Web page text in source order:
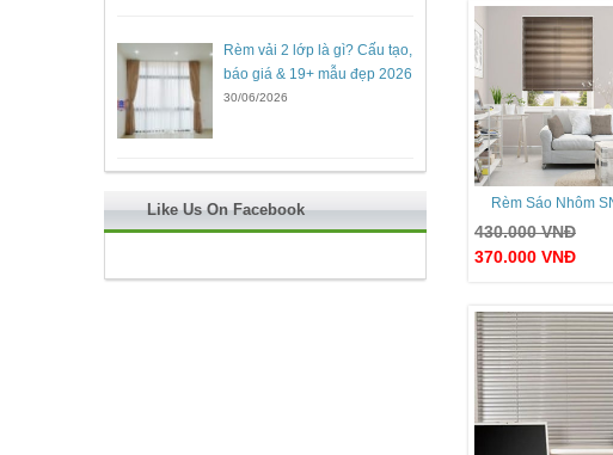
Rèm Sáo Nhôm
430.000VNĐ
370.000 VNĐ
Rèm vải 2 lớp là gì? Cấu tạo,
báo giá & 19+ mẫu đẹp 2026
30/06/2026
Like Us On Facebook